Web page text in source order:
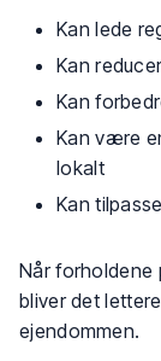
Kan lede
Kan
Kan
Kan være
lokalt
Kan
Når forholdene
bliver det
ejendommen.